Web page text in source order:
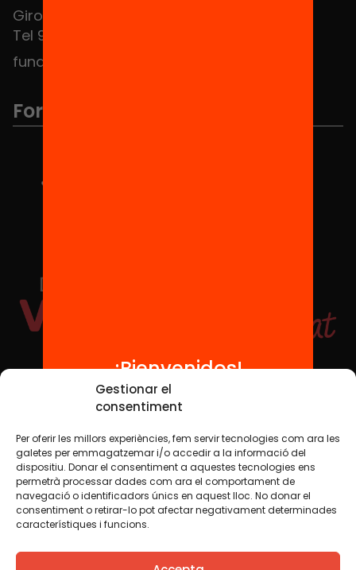
Gestionar el
consentiment
Per oferir les millors experiències, fem servir tecnologies com ara les
galetes per emmagatzemar i/o accedir a la informació del
dispositiu. Donar el consentiment a aquestes tecnologies ens
permetrà processar dades com ara el comportament de
navegació o identificadors únics en aquest lloc. No donar el
consentiment o retirar-lo pot afectar negativament determinades
característiques i funcions.
Girona 34, interior 08010 Barcelona
Tel 934 588 700
fundacio@equitat.org
Formamos parte de...
Redes sociales
TWT YTB IG FB IN
Aviso legalPolítica de cookies
Creemos que el conocimiento debe compartirse. Por eso
¡Bienvenidos!